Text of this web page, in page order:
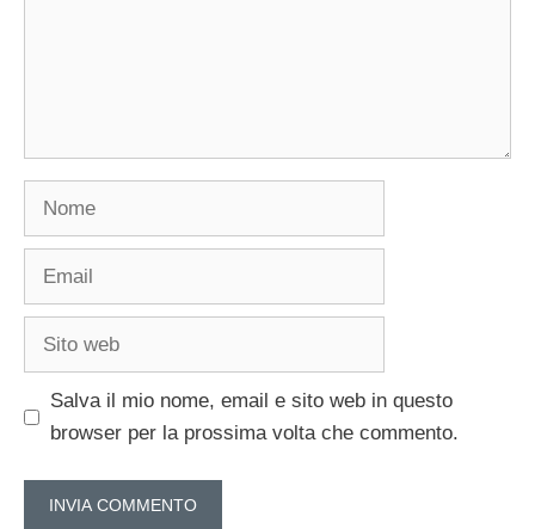
Nome
Email
Sito
Salva il mio nome, email e sito web in questo
browser per la prossima volta che commento.